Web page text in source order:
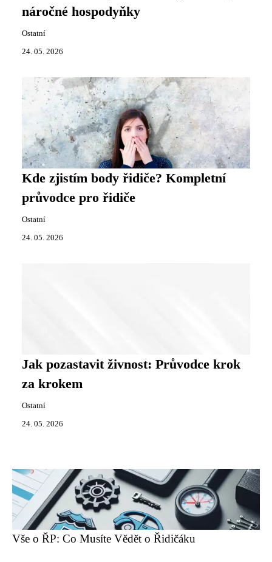
náročné hospodyňky
Ostatní
24. 05. 2026
Kde zjistím body řidiče? Kompletní
průvodce pro řidiče
Ostatní
24. 05. 2026
Jak pozastavit živnost: Průvodce krok
za krokem
Ostatní
24. 05. 2026
Vše o ŘP: Co Musíte Vědět o Řidičáku